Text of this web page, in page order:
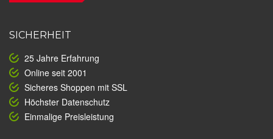
SICHERHEIT
25 Jahre Erfahrung
Online seit 2001
Sicheres Shoppen mit SSL
Höchster Datenschutz
Einmalige Preisleistung